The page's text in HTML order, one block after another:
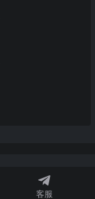
客服